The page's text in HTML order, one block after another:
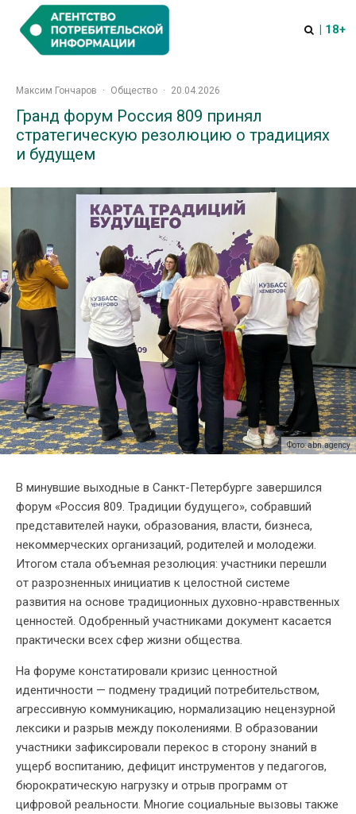
| 18+
Максим Гончаров · Общество · 20.04.2026
Гранд форум Россия 809 принял
стратегическую резолюцию о традициях
и будущем
Фото: abn.agency
В минувшие выходные в Санкт-Петербурге завершился
форум «Россия 809. Традиции будущего», собравший
представителей науки, образования, власти, бизнеса,
некоммерческих организаций, родителей и молодежи.
Итогом стала объемная резолюция: участники перешли
от разрозненных инициатив к целостной системе
развития на основе традиционных духовно-нравственных
ценностей. Одобренный участниками документ касается
практически всех сфер жизни общества.
На форуме констатировали кризис ценностной
идентичности — подмену традиций потребительством,
агрессивную коммуникацию, нормализацию нецензурной
лексики и разрыв между поколениями. В образовании
участники зафиксировали перекос в сторону знаний в
ущерб воспитанию, дефицит инструментов у педагогов,
бюрократическую нагрузку и отрыв программ от
цифровой реальности. Многие социальные вызовы также